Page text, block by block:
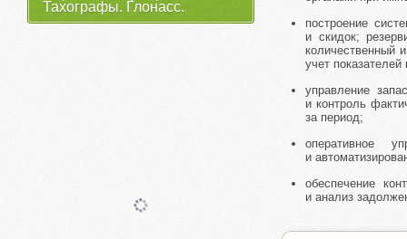
построение
и скидок;
количественный
учет
управление
и контроль
за период;
оперативное
и
обеспечение
и анализ
Тахографы. Глонасс.